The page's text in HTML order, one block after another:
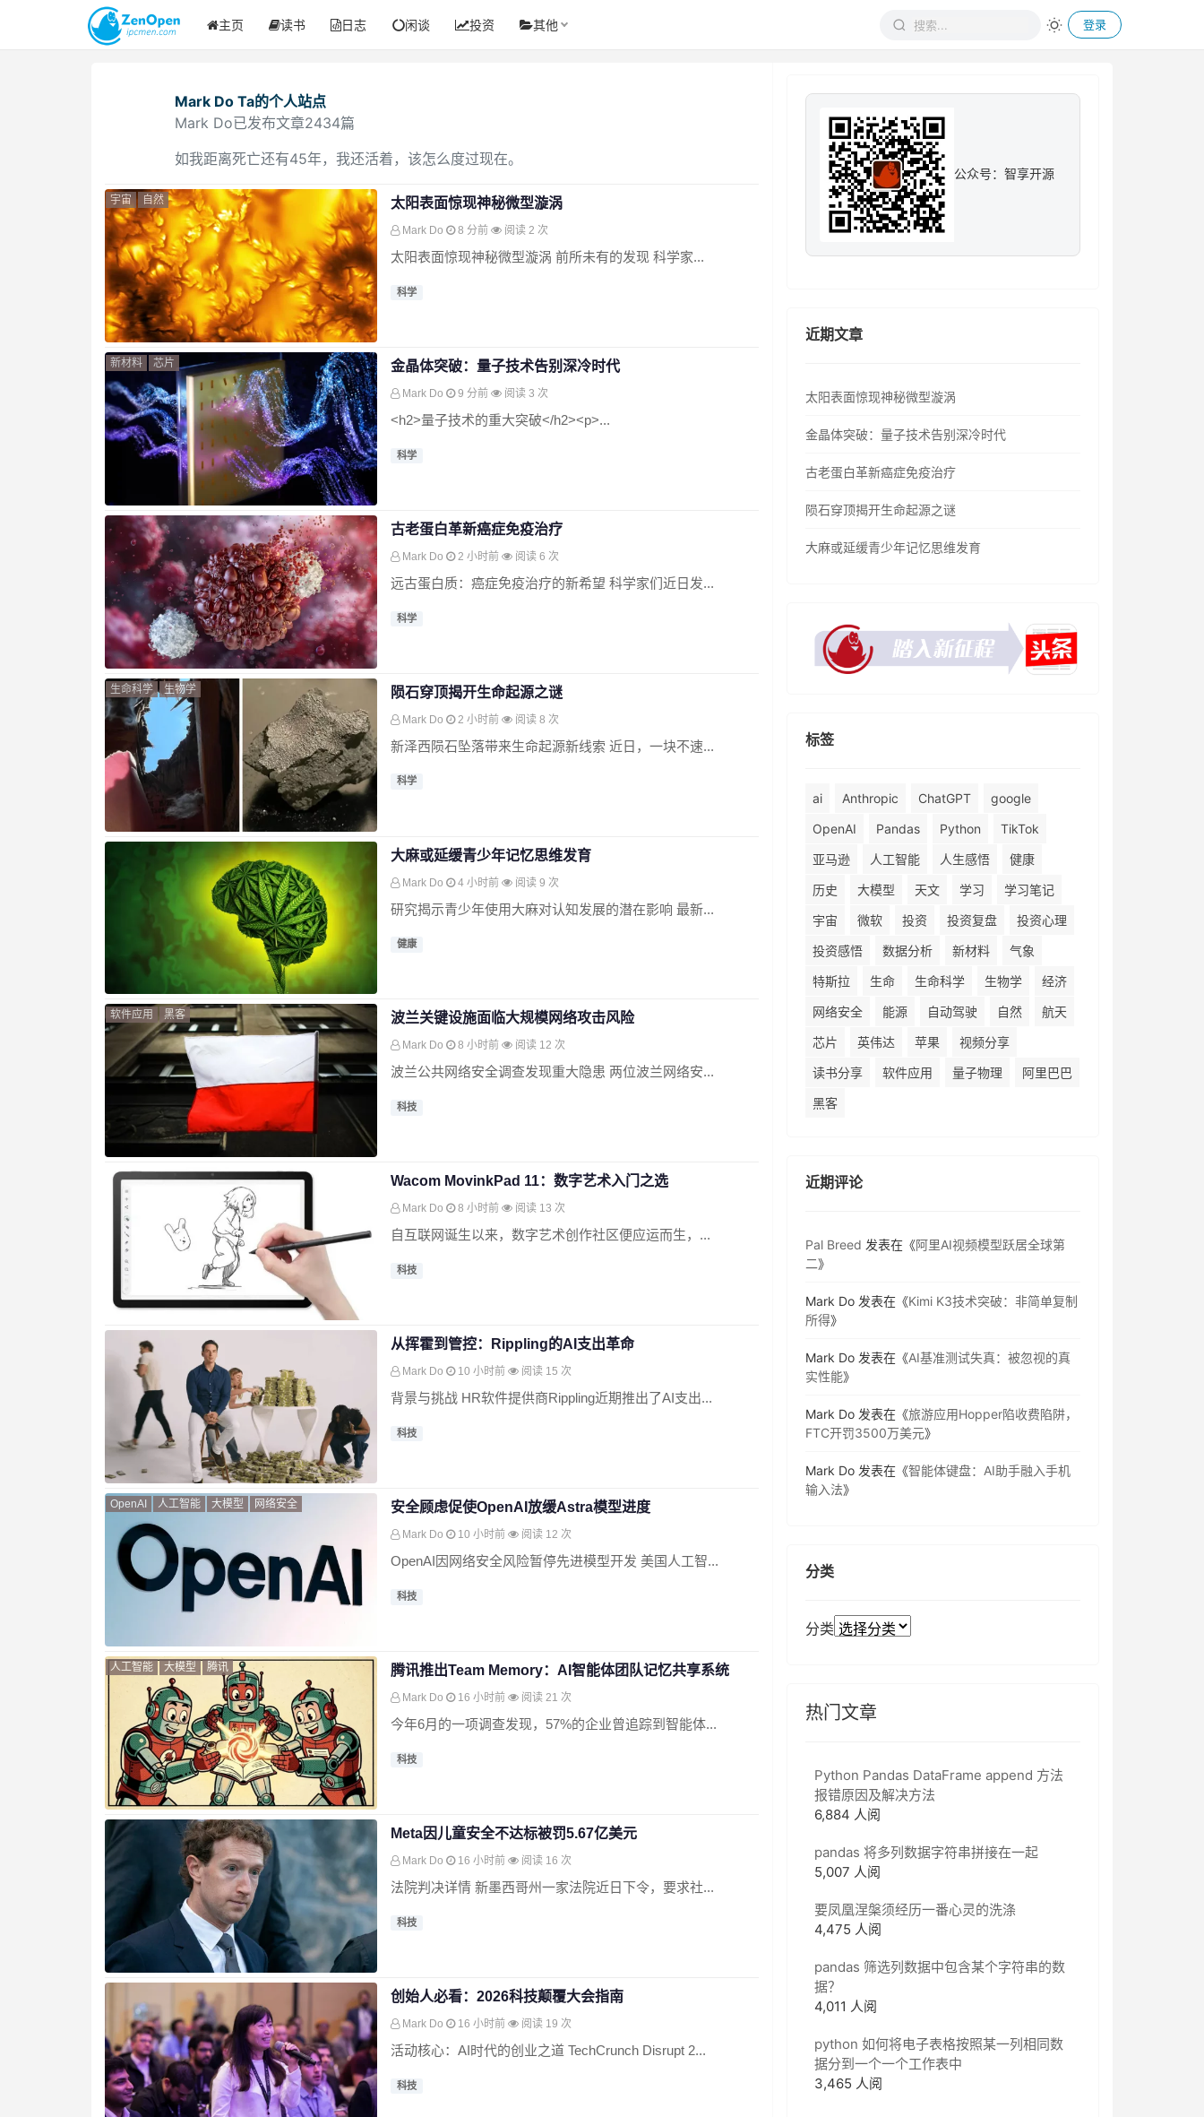
主页 读书 日志 闲谈 投资 其他 登录
Mark Do Ta的个人站点
Mark Do已发布文章2434篇
如我距离死亡还有45年，我还活着，该怎么度过现在。
宇宙 自然 太阳表面惊现神秘微型漩涡
Mark Do 8 分前 阅读 2 次
太阳表面惊现神秘微型漩涡 前所未有的发现 科学家...
科学
新材料 芯片 金晶体突破：量子技术告别深冷时代
Mark Do 9 分前 阅读 3 次
<h2>量子技术的重大突破</h2><p>...
科学
古老蛋白革新癌症免疫治疗
Mark Do 2 小时前 阅读 6 次
远古蛋白质：癌症免疫治疗的新希望 科学家们近日发...
科学
生命科学 生物学 陨石穿顶揭开生命起源之谜
Mark Do 2 小时前 阅读 8 次
新泽西陨石坠落带来生命起源新线索 近日，一块不速...
科学
大麻或延缓青少年记忆思维发育
Mark Do 4 小时前 阅读 9 次
研究揭示青少年使用大麻对认知发展的潜在影响 最新...
健康
软件应用 黑客 波兰关键设施面临大规模网络攻击风险
Mark Do 8 小时前 阅读 12 次
波兰公共网络安全调查发现重大隐患 两位波兰网络安...
科技
Wacom MovinkPad 11：数字艺术入门之选
Mark Do 8 小时前 阅读 13 次
自互联网诞生以来，数字艺术创作社区便应运而生，...
科技
从挥霍到管控：Rippling的AI支出革命
Mark Do 10 小时前 阅读 15 次
背景与挑战 HR软件提供商Rippling近期推出了AI支出...
科技
OpenAI 人工智能 大模型 网络安全 安全顾虑促使OpenAI放缓Astra模型进度
Mark Do 10 小时前 阅读 12 次
OpenAI因网络安全风险暂停先进模型开发 美国人工智...
科技
人工智能 大模型 腾讯 腾讯推出Team Memory：AI智能体团队记忆共享系统
Mark Do 16 小时前 阅读 21 次
今年6月的一项调查发现，57%的企业曾追踪到智能体...
科技
Meta因儿童安全不达标被罚5.67亿美元
Mark Do 16 小时前 阅读 16 次
法院判决详情 新墨西哥州一家法院近日下令，要求社...
科技
创始人必看：2026科技颠覆大会指南
Mark Do 16 小时前 阅读 19 次
活动核心：AI时代的创业之道 TechCrunch Disrupt 2...
科技
公众号：智享开源
近期文章
太阳表面惊现神秘微型漩涡
金晶体突破：量子技术告别深冷时代
古老蛋白革新癌症免疫治疗
陨石穿顶揭开生命起源之谜
大麻或延缓青少年记忆思维发育
标签
ai Anthropic ChatGPT
google
OpenAI
Pandas Python
TikTok
亚马逊
人工智能 人生感悟
健康
历史
大模型 天文 学习
学习笔记
宇宙
微软 投资 投资复盘
投资心理
投资感悟
数据分析 新材料
气象
特斯拉
生命 生命科学 生物学
经济
网络安全
能源 自动驾驶 自然
航天
芯片
英伟达 苹果
视频分享
读书分享
软件应用 量子物理
阿里巴巴
黑客
近期评论
Pal Breed 发表在《阿里AI视频模型跃居全球第
二》
Mark Do 发表在《Kimi K3技术突破：非简单复制
所得》
Mark Do 发表在《AI基准测试失真：被忽视的真
实性能》
Mark Do 发表在《旅游应用Hopper陷收费陷阱，
FTC开罚3500万美元》
Mark Do 发表在《智能体键盘：AI助手融入手机
输入法》
分类
分类
热门文章
Python Pandas DataFrame append 方法
报错原因及解决方法
6,884 人阅
pandas 将多列数据字符串拼接在一起
5,007 人阅
要凤凰涅槃须经历一番心灵的洗涤
4,475 人阅
pandas 筛选列数据中包含某个字符串的数
据？
4,011 人阅
python 如何将电子表格按照某一列相同数
据分到一个一个工作表中
3,465 人阅